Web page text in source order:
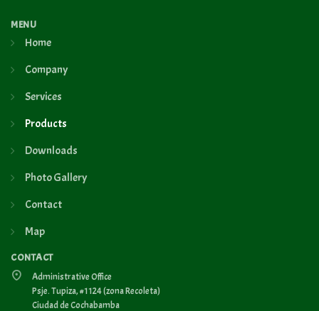
MENU
Home
Company
Services
Products
Downloads
Photo Gallery
Contact
Map
CONTACT
Administrative Office
Psje. Tupiza, #1124 (zona Recoleta)
Ciudad de Cochabamba